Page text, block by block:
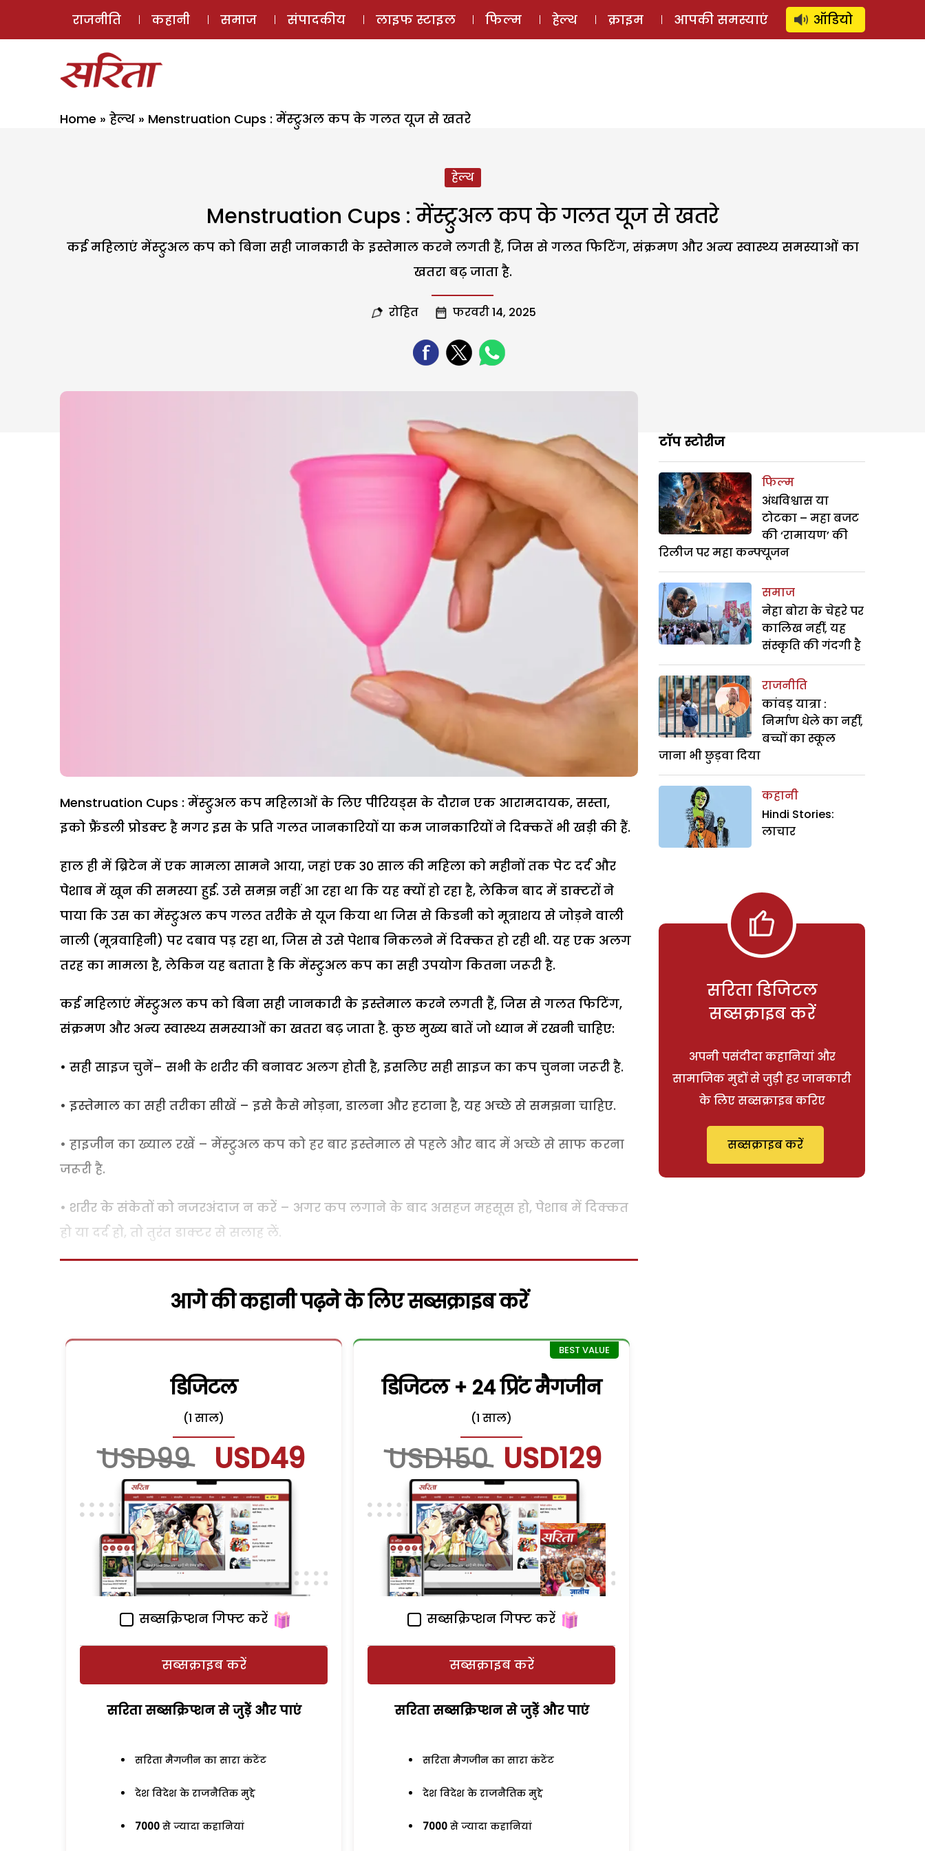
ई-मैगज़ीन ऑडियो स्टोरी लॉग इन ⚲ SUBSCRIBE
राजनीति कहानी समाज संपादकीय लाइफ स्टाइल फिल्म हेल्थ क्राइम आपकी समस्याएं ऑडियो
Home » हेल्थ » Menstruation Cups : मेंस्ट्रुअल कप के गलत यूज से खतरे
हेल्थ
Menstruation Cups : मेंस्ट्रुअल कप के गलत यूज से खतरे
कई महिलाएं मेंस्ट्रुअल कप को बिना सही जानकारी के इस्तेमाल करने लगती हैं, जिस से गलत फिटिंग, संक्रमण और अन्य स्वास्थ्य समस्याओं का
खतरा बढ़ जाता है.
रोहित फरवरी 14, 2025
Menstruation Cups : मेंस्ट्रुअल कप महिलाओं के लिए पीरियड्स के दौरान एक आरामदायक, सस्ता,
इको फ्रैंडली प्रोडक्ट है मगर इस के प्रति गलत जानकारियों या कम जानकारियों ने दिक्कतें भी खड़ी की हैं.
हाल ही में ब्रिटेन में एक मामला सामने आया, जहां एक 30 साल की महिला को महीनों तक पेट दर्द और
पेशाब में खून की समस्या हुई. उसे समझ नहीं आ रहा था कि यह क्यों हो रहा है, लेकिन बाद में डाक्टरों ने
पाया कि उस का मेंस्ट्रुअल कप गलत तरीके से यूज किया था जिस से किडनी को मूत्राशय से जोड़ने वाली
नाली (मूत्रवाहिनी) पर दबाव पड़ रहा था, जिस से उसे पेशाब निकलने में दिक्कत हो रही थी. यह एक अलग
तरह का मामला है, लेकिन यह बताता है कि मेंस्ट्रुअल कप का सही उपयोग कितना जरूरी है.
कई महिलाएं मेंस्ट्रुअल कप को बिना सही जानकारी के इस्तेमाल करने लगती हैं, जिस से गलत फिटिंग,
संक्रमण और अन्य स्वास्थ्य समस्याओं का खतरा बढ़ जाता है. कुछ मुख्य बातें जो ध्यान में रखनी चाहिए:
• सही साइज चुनें– सभी के शरीर की बनावट अलग होती है, इसलिए सही साइज का कप चुनना जरूरी है.
• इस्तेमाल का सही तरीका सीखें – इसे कैसे मोड़ना, डालना और हटाना है, यह अच्छे से समझना चाहिए.
• हाइजीन का ख्याल रखें – मेंस्ट्रुअल कप को हर बार इस्तेमाल से पहले और बाद में अच्छे से साफ करना
जरूरी है.
• शरीर के संकेतों को नजरअंदाज न करें – अगर कप लगाने के बाद असहज महसूस हो, पेशाब में दिक्कत
हो या दर्द हो, तो तुरंत डाक्टर से सलाह लें.
आगे की कहानी पढ़ने के लिए सब्सक्राइब करें
डिजिटल
(1 साल)
USD99 USD49
सब्सक्रिप्शन गिफ्ट करें
सब्सक्राइब करें
सरिता सब्सक्रिप्शन से जुड़ेें और पाएं
सरिता मैगजीन का सारा कंटेंट
देश विदेश के राजनैतिक मुद्दे
7000 से ज्यादा कहानियां
डिजिटल + 24 प्रिंट मैगजीन
(1 साल)
USD150 USD129
सब्सक्रिप्शन गिफ्ट करें
सब्सक्राइब करें
सरिता सब्सक्रिप्शन से जुड़ेें और पाएं
सरिता मैगजीन का सारा कंटेंट
देश विदेश के राजनैतिक मुद्दे
7000 से ज्यादा कहानियां
टॉप स्टोरीज
फिल्म
अंधविश्वास या
टोटका – महा बजट
की ‘रामायण’ की
रिलीज पर महा कन्फ्यूजन
समाज
नेहा बोरा के चेहरे पर
कालिख नहीं, यह
संस्कृति की गंदगी है
राजनीति
कांवड़ यात्रा :
निर्माण धेले का नहीं,
बच्चों का स्कूल
जाना भी छुड़वा दिया
कहानी
Hindi Stories:
लाचार
सरिता डिजिटल
सब्सक्राइब करें
अपनी पसंदीदा कहानियां और
सामाजिक मुद्दों से जुड़ी हर जानकारी
के लिए सब्सक्राइब करिए
सब्सक्राइब करें